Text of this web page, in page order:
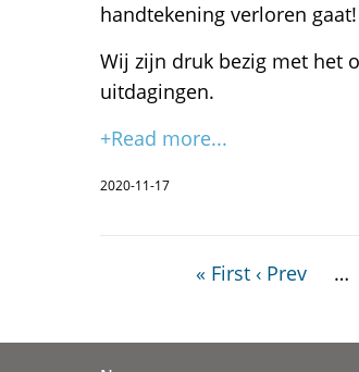
handtekening verloren gaat!
Wij zijn druk bezig met het
uitdagingen.
+Read more...
2020-11-17
« First ‹ Prev …